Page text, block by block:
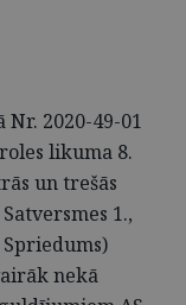
2020-49-01
likuma 8.
un trešās
1.,
nekā